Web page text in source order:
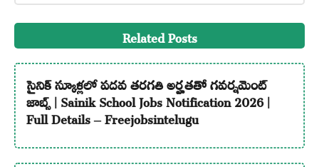
Related Posts
సైనిక్ స్కూళ్లలో పదవ తరగతి అర్హతతో గవర్నమెంట్
జాబ్స్ | Sainik School Jobs Notification 2026 |
Full Details – Freejobsintelugu